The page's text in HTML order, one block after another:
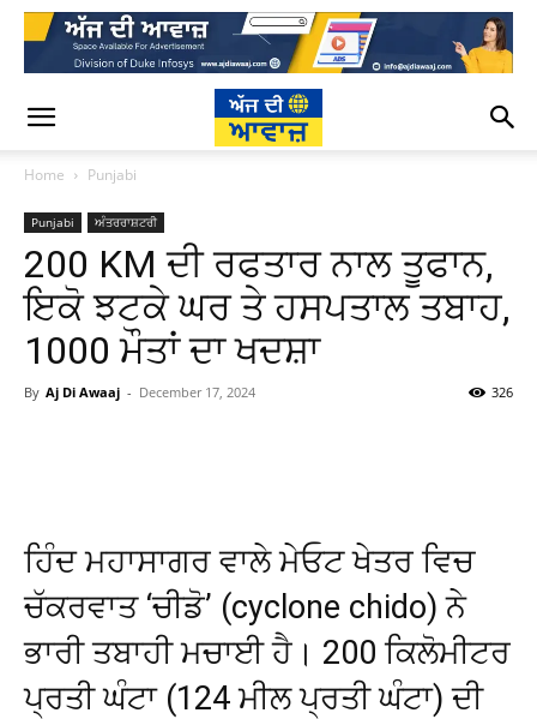
Home Punjabi
Punjabi ਅੰਤਰਰਾਸ਼ਟਰੀ
200 KM ਦੀ ਰਫਤਾਰ ਨਾਲ ਤੂਫਾਨ,
ਇਕੋ ਝਟਕੇ ਘਰ ਤੇ ਹਸਪਤਾਲ ਤਬਾਹ,
1000 ਮੌਤਾਂ ਦਾ ਖਦਸ਼ਾ
By Aj Di Awaaj - December 17, 2024 326
ਹਿੰਦ ਮਹਾਸਾਗਰ ਵਾਲੇ ਮੇਓਟ ਖੇਤਰ ਵਿਚ
ਚੱਕਰਵਾਤ ‘ਚੀਡੋ’ (cyclone chido) ਨੇ
ਭਾਰੀ ਤਬਾਹੀ ਮਚਾਈ ਹੈ। 200 ਕਿਲੋਮੀਟਰ
ਪ੍ਰਤੀ ਘੰਟਾ (124 ਮੀਲ ਪ੍ਰਤੀ ਘੰਟਾ) ਦੀ